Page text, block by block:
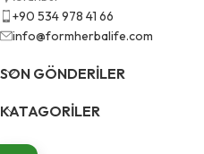
+90 534 978 41 66
info@formherbalife.com
SON GÖNDERILER
KATAGORILER